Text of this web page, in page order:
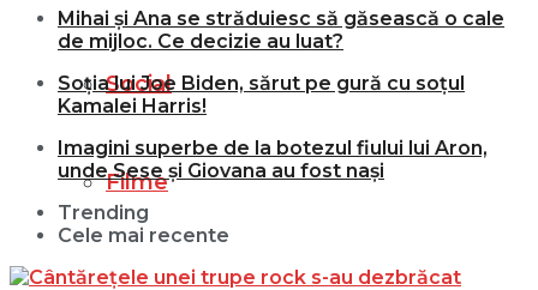
Social
Filme
Mihai și Ana se străduiesc să găsească o cale
de mijloc. Ce decizie au luat?
Soția lui Joe Biden, sărut pe gură cu soțul
Kamalei Harris!
Imagini superbe de la botezul fiului lui Aron,
unde Sese și Giovana au fost nași
Trending
Cele mai recente